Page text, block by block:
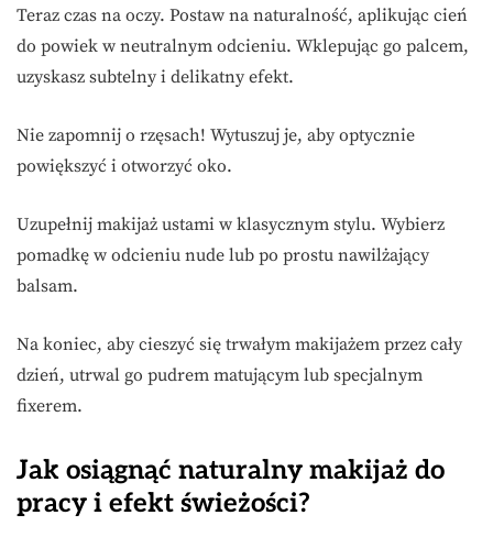
Teraz czas na oczy. Postaw na naturalność, aplikując cień
do powiek w neutralnym odcieniu. Wklepując go palcem,
uzyskasz subtelny i delikatny efekt.
Nie zapomnij o rzęsach! Wytuszuj je, aby optycznie
powiększyć i otworzyć oko.
Uzupełnij makijaż ustami w klasycznym stylu. Wybierz
pomadkę w odcieniu nude lub po prostu nawilżający
balsam.
Na koniec, aby cieszyć się trwałym makijażem przez cały
dzień, utrwal go pudrem matującym lub specjalnym
fixerem.
Jak osiągnąć naturalny makijaż do
pracy i efekt świeżości?